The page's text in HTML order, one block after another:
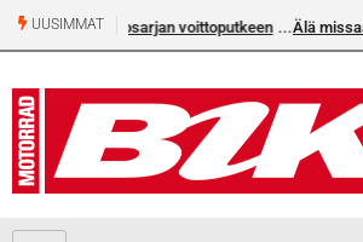
UUSIMMAT
voittoputkeen
Älä missaa tämän kesän suurta